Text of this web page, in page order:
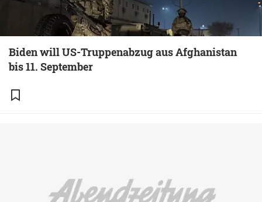
Biden will US-Truppenabzug aus Afghanistan
bis 11. September